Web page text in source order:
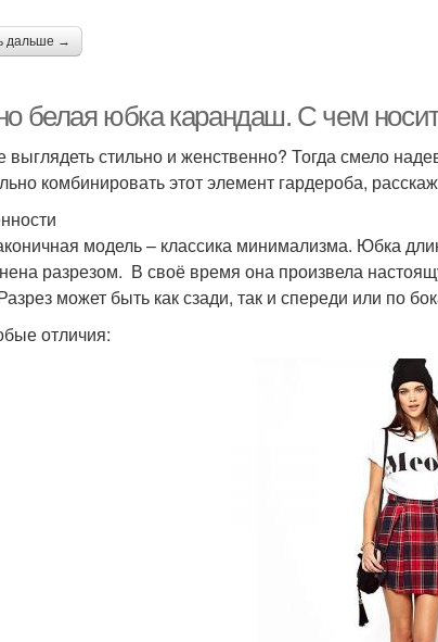
дальше →
белая юбка карандаш. С чем
выглядеть стильно и женственно? Тогда смело
комбинировать этот элемент гардероба,
модель – классика минимализма. Юбка
разрезом. В своё время она произвела
может быть как сзади, так и спереди или по
отличия: